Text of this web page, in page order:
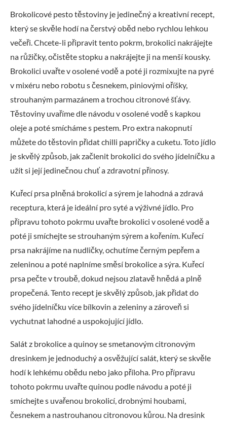
Brokolicové pesto těstoviny je jedinečný a kreativní recept,
který se skvěle hodí na čerstvý oběd nebo rychlou lehkou
večeři. Chcete-li připravit tento pokrm, brokolici nakrájejte
na růžičky, očistěte stopku a nakrájejte ji na menší kousky.
Brokolici uvařte v osolené vodě a poté ji rozmixujte na pyré
v mixéru nebo robotu s česnekem, piniovými oříšky,
strouhaným parmazánem a trochou citronové šťávy.
Těstoviny uvaříme dle návodu v osolené vodě s kapkou
oleje a poté smícháme s pestem. Pro extra nakopnutí
můžete do těstovin přidat chilli papričky a cuketu. Toto jídlo
je skvělý způsob, jak začlenit brokolici do svého jídelníčku a
užít si její jedinečnou chuť a zdravotní přínosy.
Kuřecí prsa plněná brokolicí a sýrem je lahodná a zdravá
receptura, která je ideální pro syté a výživné jídlo. Pro
přípravu tohoto pokrmu uvařte brokolici v osolené vodě a
poté ji smíchejte se strouhaným sýrem a kořením. Kuřecí
prsa nakrájíme na nudličky, ochutíme černým pepřem a
zeleninou a poté naplníme směsí brokolice a sýra. Kuřecí
prsa pečte v troubě, dokud nejsou zlatavě hnědá a plně
propečená. Tento recept je skvělý způsob, jak přidat do
svého jídelníčku více bílkovin a zeleniny a zároveň si
vychutnat lahodné a uspokojující jídlo.
Salát z brokolice a quinoy se smetanovým citronovým
dresinkem je jednoduchý a osvěžující salát, který se skvěle
hodí k lehkému obědu nebo jako příloha. Pro přípravu
tohoto pokrmu uvařte quinou podle návodu a poté ji
smíchejte s uvařenou brokolicí, drobnými houbami,
česnekem a nastrouhanou citronovou kůrou. Na dresink